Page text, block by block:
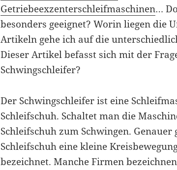
Getriebeexzenterschleifmaschinen…
besonders geeignet? Worin liegen die
Artikeln gehe ich auf die
Dieser Artikel befasst sich mit der
Schwingschleifer?
Der Schwingschleifer ist eine
Schleifschuh. Schaltet man die
Schleifschuh zum Schwingen.
Schleifschuh eine kleine
bezeichnet. Manche Firmen